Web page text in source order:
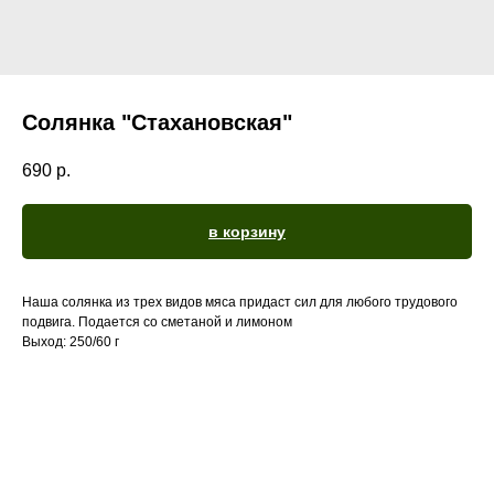
Солянка "Стахановская"
690 р.
в корзину
Наша солянка из трех видов мяса придаст сил для любого трудового
подвига. Подается со сметаной и лимоном
Выход: 250/60 г